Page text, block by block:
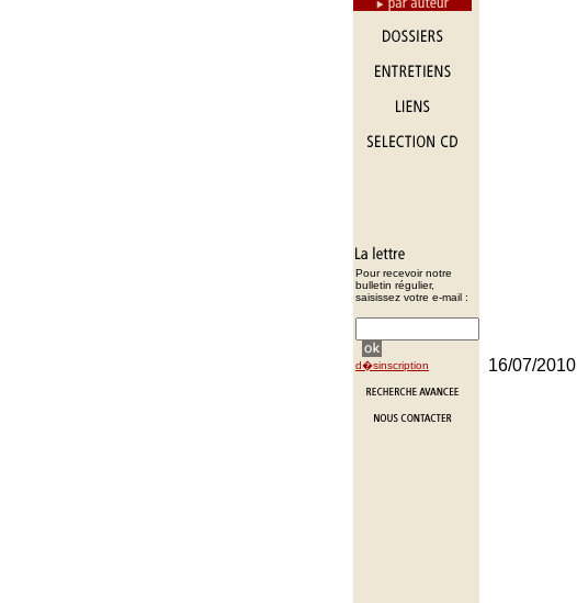
Pour recevoir notre
bulletin régulier,
saisissez votre e-mail :
d�sinscription 16/07/2010